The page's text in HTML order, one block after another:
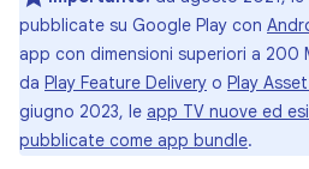
pubblicate su Google Play con
app con dimensioni superiori a 200
da Play Feature Delivery o Play
giugno 2023, le app TV nuove ed
pubblicate come app bundle.